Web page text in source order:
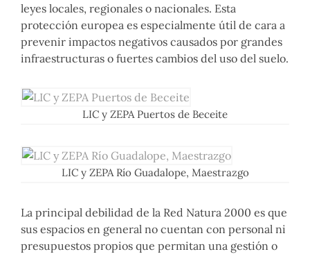
leyes locales, regionales o nacionales. Esta
protección europea es especialmente útil de cara a
prevenir impactos negativos causados por grandes
infraestructuras o fuertes cambios del uso del suelo.
LIC y ZEPA Puertos de Beceite
LIC y ZEPA Río Guadalope, Maestrazgo
La principal debilidad de la Red Natura 2000 es que
sus espacios en general no cuentan con personal ni
presupuestos propios que permitan una gestión o